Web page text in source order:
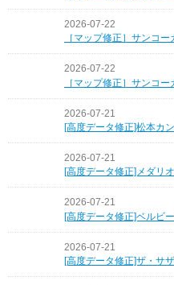
2026-07-22
［マップ修正］サンコ
2026-07-22
［マップ修正］サンコ
2026-07-21
[高度データ修正]松本カ
2026-07-21
[高度データ修正]メダリ
2026-07-21
[高度データ修正]ベルビ
2026-07-21
[高度データ修正]ザ・サ